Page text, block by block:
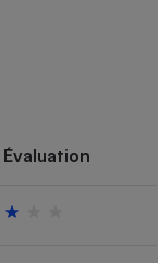
Évaluation